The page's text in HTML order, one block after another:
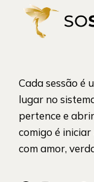
Cada sessão é
lugar no
pertence e
comigo é
com amor,